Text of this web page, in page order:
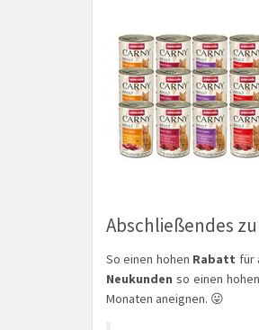
Abschließendes
So einen hohen Rabatt für
Neukunden so einen
Monaten aneignen. 😛